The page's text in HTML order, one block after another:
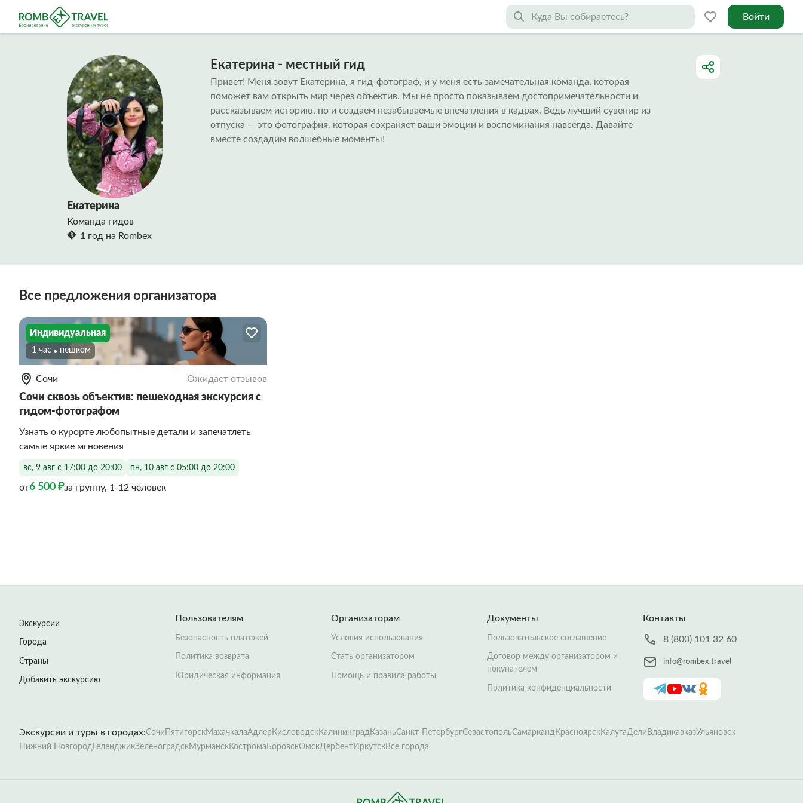
Войти
Екатерина
Команда гидов
1 год на Rombex
Екатерина - местный гид
Привет! Меня зовут Екатерина, я гид-фотограф, и у меня есть замечательная команда, которая
поможет вам открыть мир через объектив. Мы не просто показываем достопримечательности и
рассказываем историю, но и создаем незабываемые впечатления в кадрах. Ведь лучший сувенир из
отпуска — это фотография, которая сохраняет ваши эмоции и воспоминания навсегда. Давайте
вместе создадим волшебные моменты!
Все предложения организатора
Индивидуальная
1 час Пешком
Сочи Ожидает отзывов
Сочи сквозь объектив: пешеходная экскурсия с
гидом-фотографом
Узнать о курорте любопытные детали и запечатлеть
самые яркие мгновения
вс, 9 авг с 17:00 до 20:00 пн, 10 авг с 05:00 до 20:00
от6 500 ₽за группу, 1-12 человек
Экскурсии
Города
Страны
Добавить экскурсию
Пользователям
Безопасность платежей
Политика возврата
Юридическая информация
Организаторам
Условия использования
Стать организатором
Помощь и правила работы
Документы
Пользовательское соглашение
Договор между организатором и
покупателем
Политика конфиденциальности
Контакты
8 (800) 101 32 60
info@rombex.travel
Экскурсии и туры в городах:Сочи ПятигорскМахачкалаАдлер КисловодскКалининградКазаньСанкт-ПетербургСевастопольСамаркандКрасноярскКалугаДели ВладикавказУльяновск
Нижний Новгород ГеленджикЗеленоградскМурманскКострома БоровскОмскДербентИркутскВсе города